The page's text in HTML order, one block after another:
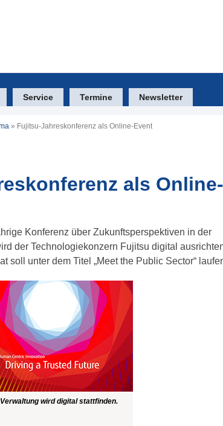
Service Termine Newsletter
» Fujitsu-Jahreskonferenz als Online-Event
als Online-
Konferenz über Zukunftsperspektiven in der
der Technologiekonzern Fujitsu digital
soll unter dem Titel „Meet the Public Sector“
wird digital stattfinden.